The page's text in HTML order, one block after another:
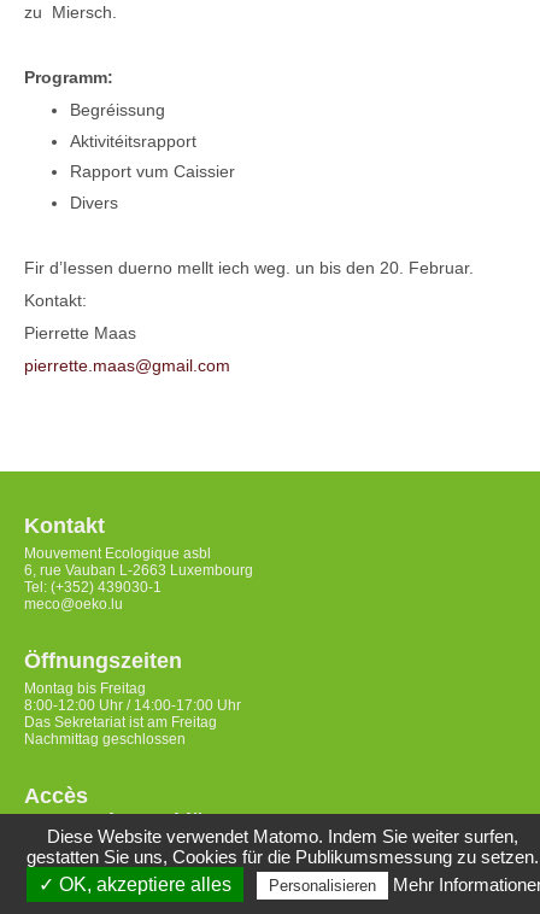
zu Miersch.
Programm:
Begréissung
Aktivitéitsrapport
Rapport vum Caissier
Divers
Fir d’Iessen duerno mellt iech weg. un bis den 20. Februar.
Kontakt:
Pierrette Maas
pierrette.maas@gmail.com
Kontakt
Mouvement Ecologique asbl
6, rue Vauban L-2663 Luxembourg
Tel: (+352) 439030-1
meco@oeko.lu
Öffnungszeiten
Montag bis Freitag
8:00-12:00 Uhr / 14:00-17:00 Uhr
Das Sekretariat ist am Freitag
Nachmittag geschlossen
Accès
Datenschutzerklärung
Diese Website verwendet Matomo. Indem Sie weiter surfen,
gestatten Sie uns, Cookies für die Publikumsmessung zu setzen.
✓ OK, akzeptiere alles
Personalisieren Mehr